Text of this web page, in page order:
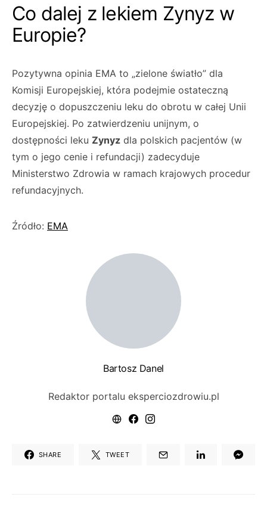
Co dalej z lekiem Zynyz w
Europie?
Pozytywna opinia EMA to „zielone światło” dla
Komisji Europejskiej, która podejmie ostateczną
decyzję o dopuszczeniu leku do obrotu w całej Unii
Europejskiej. Po zatwierdzeniu unijnym, o
dostępności leku Zynyz dla polskich pacjentów (w
tym o jego cenie i refundacji) zadecyduje
Ministerstwo Zdrowia w ramach krajowych procedur
refundacyjnych.
Źródło: EMA
Bartosz Danel
Redaktor portalu eksperciozdrowiu.pl
SHARE TWEET